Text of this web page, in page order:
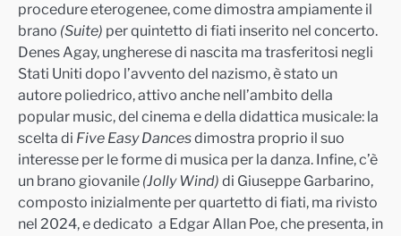
procedure eterogenee, come dimostra ampiamente il
brano (Suite) per quintetto di fiati inserito nel concerto.
Denes Agay, ungherese di nascita ma trasferitosi negli
Stati Uniti dopo l’avvento del nazismo, è stato un
autore poliedrico, attivo anche nell’ambito della
popular music, del cinema e della didattica musicale: la
scelta di Five Easy Dancesdimostra proprio il suo
interesse per le forme di musica per la danza. Infine, c’è
un brano giovanile (Jolly Wind) di Giuseppe Garbarino,
composto inizialmente per quartetto di fiati, ma rivisto
nel 2024, e dedicato a Edgar Allan Poe, che presenta, in